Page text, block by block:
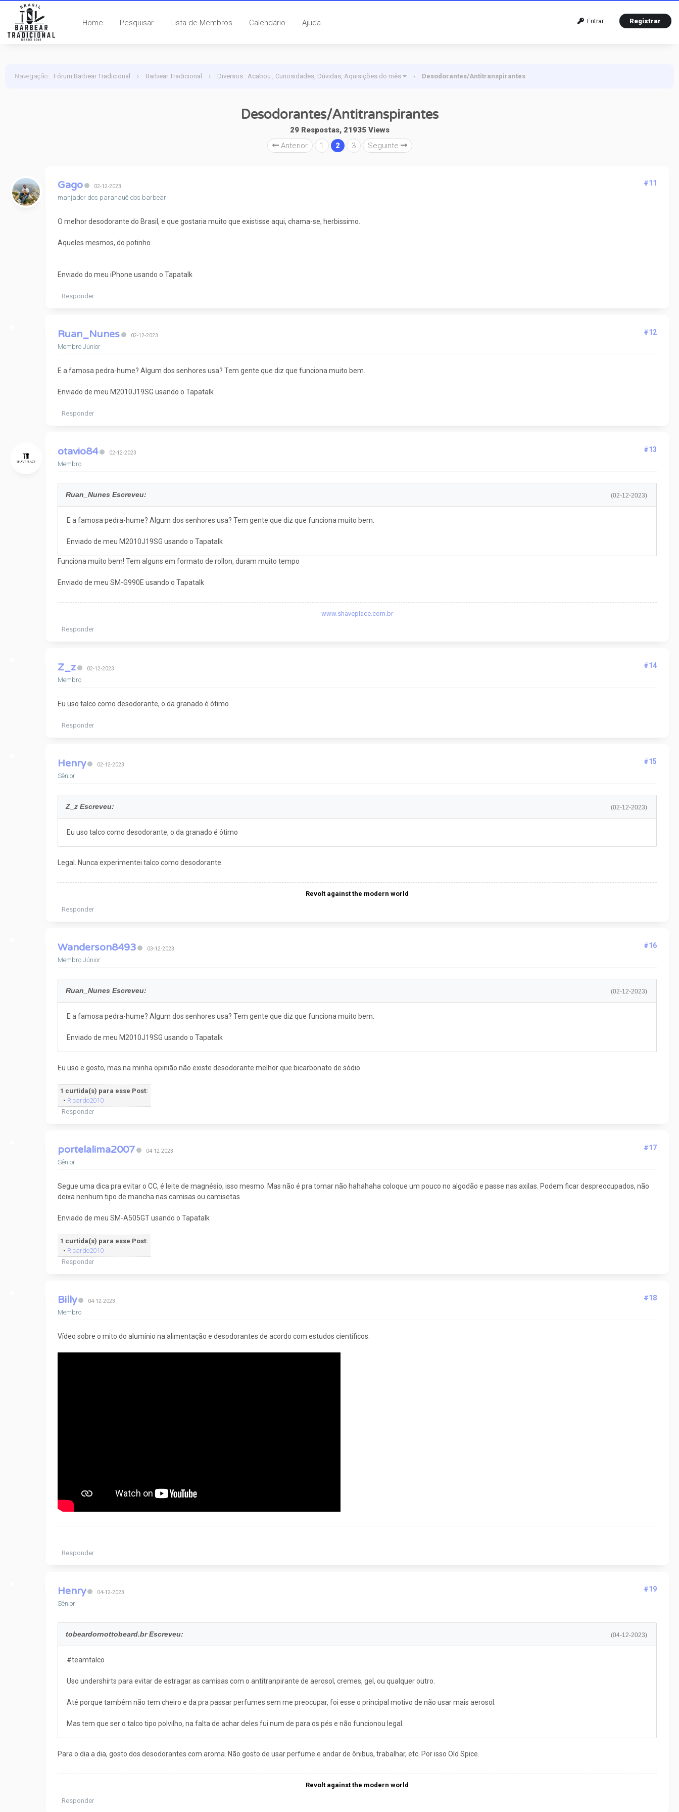
Entrar Registrar
Home Pesquisar Lista de Membros Calendário Ajuda
Navegação: Fórum Barbear Tradicional › Barbear Tradicional › Diversos : Acabou , Curiosidades, Dúvidas, Aquisições do mês › Desodorantes/Antitranspirantes
Desodorantes/Antitranspirantes
29 Respostas, 21935 Views
Anterior
1 2 3 Seguinte
Gago 02-12-2023
manjador dos paranauê dos barbear
#11
O melhor desodorante do Brasil, e que gostaria muito que existisse aqui, chama-se; herbissimo.
Aqueles mesmos, do potinho.
Enviado do meu iPhone usando o Tapatalk
Responder
Ruan_Nunes 02-12-2023
Membro Júnior
#12
E a famosa pedra-hume? Algum dos senhores usa? Tem gente que diz que funciona muito bem.
Enviado de meu M2010J19SG usando o Tapatalk
Responder
otavio84 02-12-2023
Membro
#13
(02-12-2023)
Ruan_Nunes Escreveu:
E a famosa pedra-hume? Algum dos senhores usa? Tem gente que diz que funciona muito bem.
Enviado de meu M2010J19SG usando o Tapatalk
Funciona muito bem! Tem alguns em formato de rollon, duram muito tempo
Enviado de meu SM-G990E usando o Tapatalk
www.shaveplace.com.br
Responder
Z_z 02-12-2023
Membro
#14
Eu uso talco como desodorante, o da granado é ótimo
Responder
Henry 02-12-2023
Sênior
#15
(02-12-2023)
Z_z Escreveu:
Eu uso talco como desodorante, o da granado é ótimo
Legal. Nunca experimentei talco como desodorante.
Revolt against the modern world
Responder
Wanderson8493 03-12-2023
Membro Júnior
#16
(02-12-2023)
Ruan_Nunes Escreveu:
E a famosa pedra-hume? Algum dos senhores usa? Tem gente que diz que funciona muito bem.
Enviado de meu M2010J19SG usando o Tapatalk
Eu uso e gosto, mas na minha opinião não existe desodorante melhor que bicarbonato de sódio.
1 curtida(s) para esse Post:
• Ricardo2010
Responder
portelalima2007 04-12-2023
Sênior
#17
Segue uma dica pra evitar o CC, é leite de magnésio, isso mesmo. Mas não é pra tomar não hahahaha coloque um pouco no algodão e passe nas axilas. Podem ficar despreocupados, não
deixa nenhum tipo de mancha nas camisas ou camisetas.
Enviado de meu SM-A505GT usando o Tapatalk
1 curtida(s) para esse Post:
• Ricardo2010
Responder
Billy 04-12-2023
Membro
#18
Vídeo sobre o mito do alumínio na alimentação e desodorantes de acordo com estudos científicos.
Responder
Henry 04-12-2023
Sênior
#19
(04-12-2023)
tobeardornottobeard.br Escreveu:
#teamtalco
Uso undershirts para evitar de estragar as camisas com o antitranpirante de aerosol, cremes, gel, ou qualquer outro.
Até porque também não tem cheiro e da pra passar perfumes sem me preocupar, foi esse o principal motivo de não usar mais aerosol.
Mas tem que ser o talco tipo polvilho, na falta de achar deles fui num de para os pés e não funcionou legal.
Para o dia a dia, gosto dos desodorantes com aroma. Não gosto de usar perfume e andar de ônibus, trabalhar, etc. Por isso Old Spice.
Revolt against the modern world
Responder